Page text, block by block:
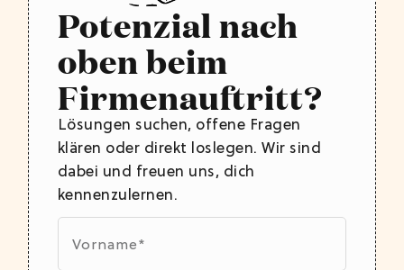
Potenzial nach
oben beim
Firmenauftritt?
Lösungen suchen, offene Fragen
klären oder direkt loslegen. Wir sind
dabei und freuen uns, dich
kennenzulernen.